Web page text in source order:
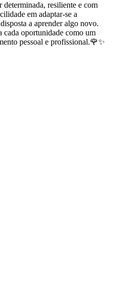
resiliente e com
em adaptar-se a
a aprender algo novo.
cada oportunidade como um
pessoal e profissional.🌹✨